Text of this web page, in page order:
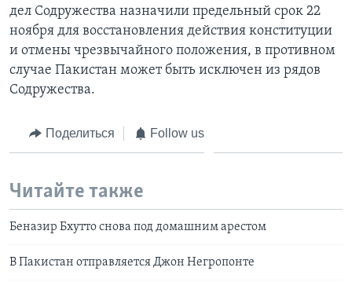
дел Содружества назначили предельный срок 22
ноября для восстановления действия конституции
и отмены чрезвычайного положения, в противном
случае Пакистан может быть исключен из рядов
Содружества.
Поделиться Follow us
Читайте также
Беназир Бхутто снова под домашним арестом
В Пакистан отправляется Джон Негропонте